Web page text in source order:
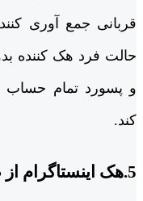
قربانی جمع آوری
حالت فرد هک کننده
و پسورد تمام حساب
کند.
5.هک اینستاگرام از طریق فیشینگ